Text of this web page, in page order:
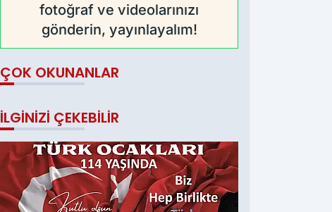
fotoğraf ve videolarınızı
gönderin, yayınlayalım!
ÇOK OKUNANLAR
İLGINIZI ÇEKEBILIR